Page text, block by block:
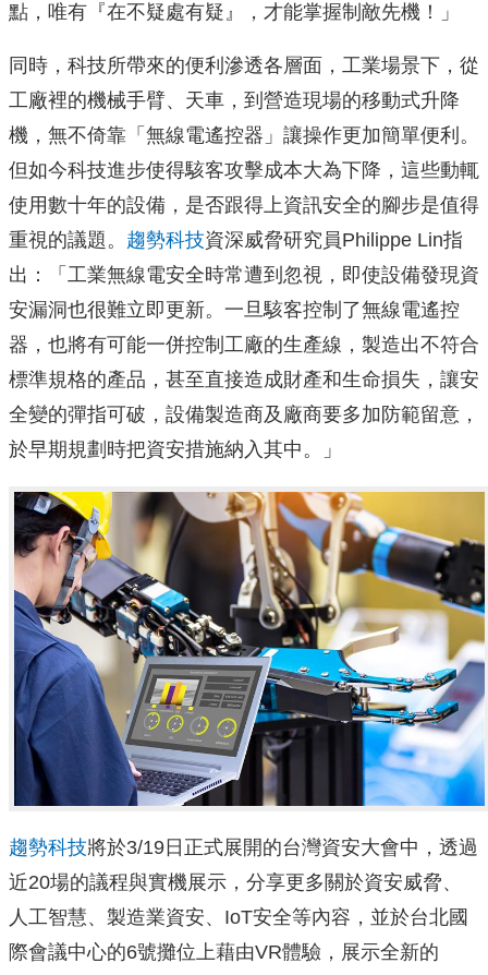
點，唯有『在不疑處有疑』，才能掌握制敵先機！」
同時，科技所帶來的便利滲透各層面，工業場景下，從
工廠裡的機械手臂、天車，到營造現場的移動式升降
機，無不倚靠「無線電遙控器」讓操作更加簡單便利。
但如今科技進步使得駭客攻擊成本大為下降，這些動輒
使用數十年的設備，是否跟得上資訊安全的腳步是值得
重視的議題。 趨勢科技資深威脅研究員Philippe Lin指
出：「工業無線電安全時常遭到忽視，即使設備發現資
安漏洞也很難立即更新。一旦駭客控制了無線電遙控
器，也將有可能一併控制工廠的生產線，製造出不符合
標準規格的產品，甚至直接造成財產和生命損失，讓安
全變的彈指可破，設備製造商及廠商要多加防範留意，
於早期規劃時把資安措施納入其中。」
趨勢科技將於3/19日正式展開的台灣資安大會中，透過
近20場的議程與實機展示，分享更多關於資安威脅、
人工智慧、製造業資安、IoT安全等內容，並於台北國
際會議中心的6號攤位上藉由VR體驗，展示全新的